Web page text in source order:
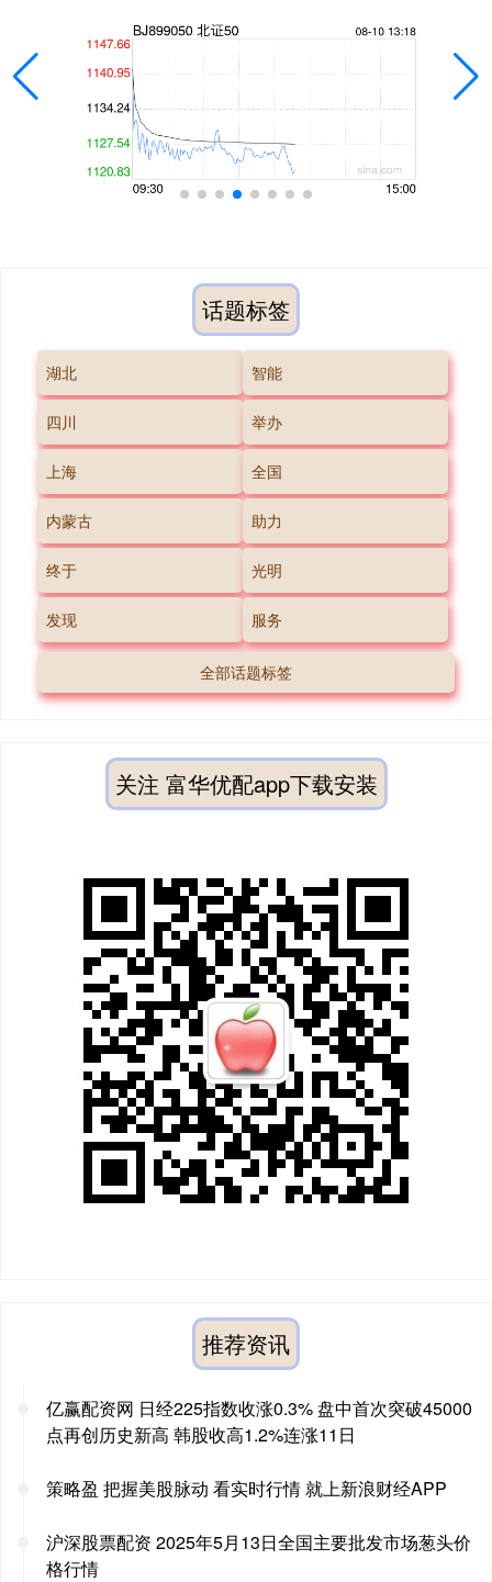
话题标签
湖北 智能
四川 举办
上海 全国
内蒙古 助力
终于 光明
发现 服务
全部话题标签
关注 富华优配app下载安装
推荐资讯
亿赢配资网 日经225指数收涨0.3% 盘中首次突破45000
点再创历史新高 韩股收高1.2%连涨11日
策略盈 把握美股脉动 看实时行情 就上新浪财经APP
沪深股票配资 2025年5月13日全国主要批发市场葱头价
格行情